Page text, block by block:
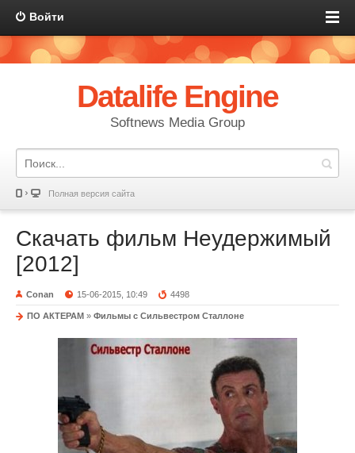
Войти
Datalife Engine
Softnews Media Group
Полная версия сайта
Скачать фильм Неудержимый
[2012]
Conan 15-06-2015, 10:49 4498
ПО АКТЕРАМ » Фильмы с Сильвестром Сталлоне